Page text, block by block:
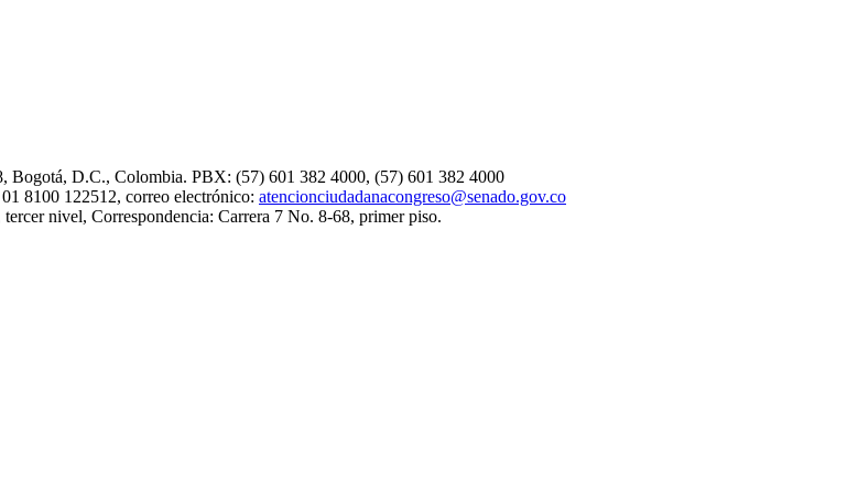
Bogotá, D.C., Colombia. PBX: (57) 601 382 4000, (57) 601 382 4000
8100 122512, correo electrónico: atencionciudadanacongreso@senado.gov.co
nivel, Correspondencia: Carrera 7 No. 8-68, primer piso.